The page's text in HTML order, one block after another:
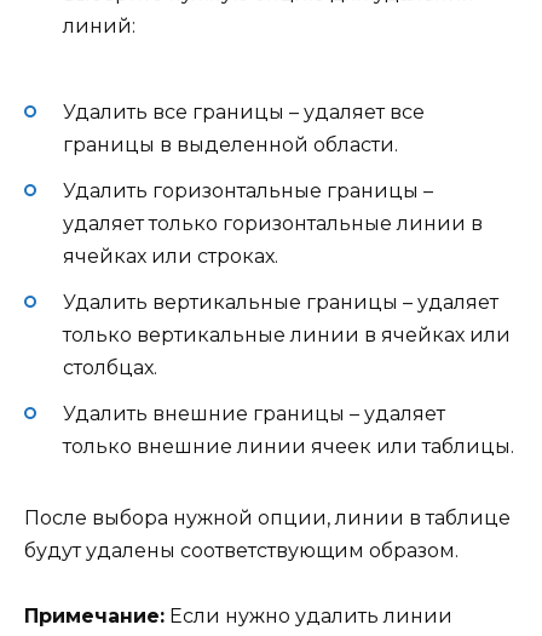
линий:
Удалить все границы – удаляет все
границы в выделенной области.
Удалить горизонтальные границы –
удаляет только горизонтальные линии в
ячейках или строках.
Удалить вертикальные границы – удаляет
только вертикальные линии в ячейках или
столбцах.
Удалить внешние границы – удаляет
только внешние линии ячеек или таблицы.
После выбора нужной опции, линии в таблице
будут удалены соответствующим образом.
Примечание: Если нужно удалить линии